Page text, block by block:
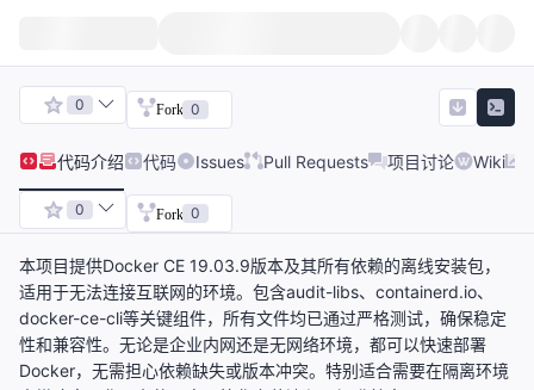
0 Fork 0
代码介绍 代码 Issues Pull Requests 项目讨论 Wiki
0 Fork 0
本项目提供Docker CE 19.03.9版本及其所有依赖的离线安装包，
适用于无法连接互联网的环境。包含audit-libs、containerd.io、
docker-ce-cli等关键组件，所有文件均已通过严格测试，确保稳定
性和兼容性。无论是企业内网还是无网络环境，都可以快速部署
Docker，无需担心依赖缺失或版本冲突。特别适合需要在隔离环境